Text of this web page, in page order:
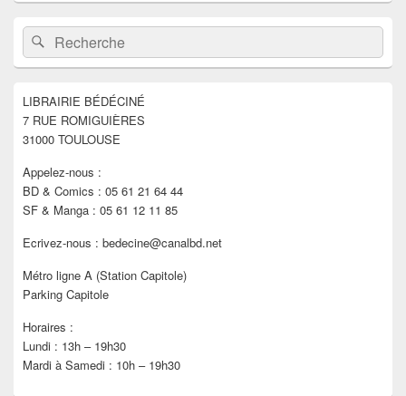
Zone
principale
de
widget
barre
latérale
Recherche :Rechercher
LIBRAIRIE BÉDÉCINÉ
7 RUE ROMIGUIÈRES
31000 TOULOUSE
Appelez-nous :
BD & Comics : 05 61 21 64 44
SF & Manga : 05 61 12 11 85
Ecrivez-nous : bedecine@canalbd.net
Métro ligne A (Station Capitole)
Parking Capitole
Horaires :
Lundi : 13h – 19h30
Mardi à Samedi : 10h – 19h30